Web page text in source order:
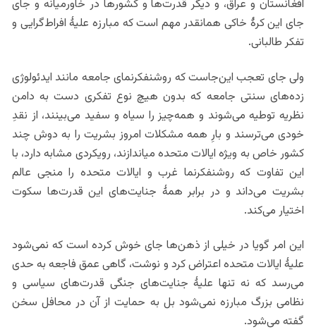
افغانستان و عراق، و دیگر قدرت‌ها و کشورها در خاورمیانه و جای
جای این کرۀ خاکی همانقدر مهم است که مبارزه علیۀ افراط‌گرایی و
تفکر طالبانی.
ولی جای تعجب این‌جاست که روشنفکرنمای جامعه مانند ایدئولوژی
زده‌های سنتی جامعه که بدون هیچ نوع تفکری دست به دامن
نظریه توطیه می‌شوند و همه‌چیز را سیاه و سفید می‌بینند، از نقدِ
خودی می‌ترسند و بارِ همه مشکلات امروز بشریت را به دوش چند
کشور خاص به ویژه ایالات متحده میاندازند، رویکردی مشابه دارد، با
این تفاوت که روشنفکرنما غرب و ایالات متحده را منجی عالم
بشریت می‌داند و در برابر همۀ جنایت‌های این قدرت‌‌ها سکوت
اختیار می‌کند.
این امر گویا در خیلی از ذهن‌ها جای خوش کرده است که نمی‌شود
علیۀ ایالات متحده اعتراض کرد و نوشت، گاهی عمق فاجعه به حدی
می‌رسد که نه تنها علیۀ جنایت‌های جنگی قدرت‌های سیاسی و
نظامی بزرگ مبارزه نمی‌شود بل به حمایت از آن در محافل سخن
گفته می‌شود.